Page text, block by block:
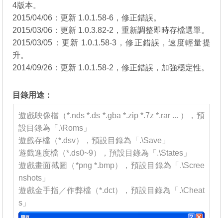
4版本。
2015/04/06：更新 1.0.1.58-6，修正錯誤。
2015/03/06：更新 1.0.3.82-2，重新調整即時存檔選單。
2015/03/05：更新 1.0.1.58-3，修正錯誤，速度輕量提
升。
2014/09/26：更新 1.0.1.58-2，修正錯誤，加強穩定性。
目錄用途：
遊戲映像檔（*.nds *.ds *.gba *.zip *.7z *.rar ... ），預
設目錄為「.\Roms」
遊戲存檔（*.dsv），預設目錄為「.\Save」
遊戲進度檔（*.ds0~9），預設目錄為「.\States」
遊戲畫面截圖（*png *.bmp），預設目錄為「.\Scree
nshots」
遊戲金手指／作弊檔（*.dct），預設目錄為「.\Cheat
s」